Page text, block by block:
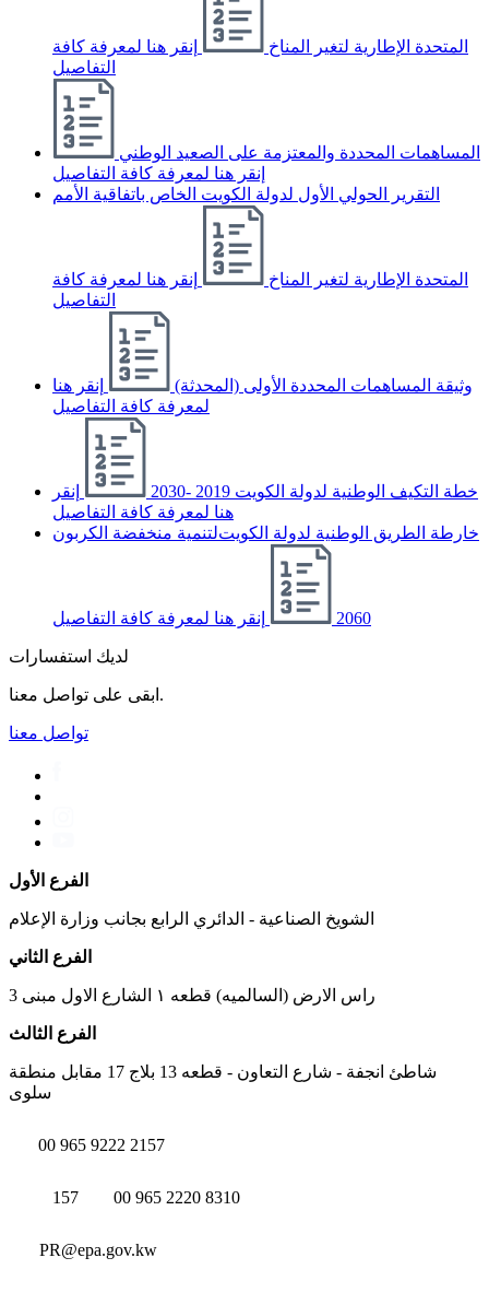
المتحدة الإطارية لتغير المناخ
إنقر هنا لمعرفة كافة
التفاصيل
المساهمات المحددة والمعتزمة على الصعيد الوطني
إنقر هنا لمعرفة كافة التفاصيل
التقرير الحولي الأول لدولة الكويت الخاص باتفاقية الأمم
المتحدة الإطارية لتغير المناخ
إنقر هنا لمعرفة كافة
التفاصيل
وثيقة المساهمات المحددة الأولى (المحدثة)
إنقر هنا
لمعرفة كافة التفاصيل
خطة التكيف الوطنية لدولة الكويت 2019 -2030
إنقر
هنا لمعرفة كافة التفاصيل
ﺧﺎرﻃﺔ اﻟﻄﺮﻳﻖ اﻟﻮﻃﻨﻴﺔ ﻟﺪوﻟﺔ اﻟﻜﻮﻳﺖﻟﺘﻨﻤﻴﺔ ﻣﻨﺨﻔﻀﺔ اﻟﻜﺮﺑﻮن
2060 إنقر هنا لمعرفة كافة التفاصيل
لديك استفسارات
ابقى على تواصل معنا.
تواصل معنا
الفرع الأول
الشويخ الصناعية - الدائري الرابع بجانب وزارة الإعلام
الفرع الثاني
راس الارض (السالميه) قطعه ١ الشارع الاول مبنى 3
الفرع الثالث
شاطئ انجفة - شارع التعاون - قطعه 13 بلاج 17 مقابل منطقة
سلوى
00 965 9222 2157
157 00 965 2220 8310
PR@epa.gov.kw